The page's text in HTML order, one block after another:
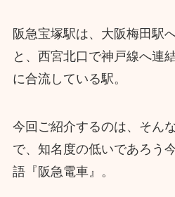
阪急宝塚駅は、大阪梅田駅
と、西宮北口で神戸線へ連
に合流している駅。
今回ご紹介するのは、そん
で、知名度の低いであろう
語『阪急電車』。